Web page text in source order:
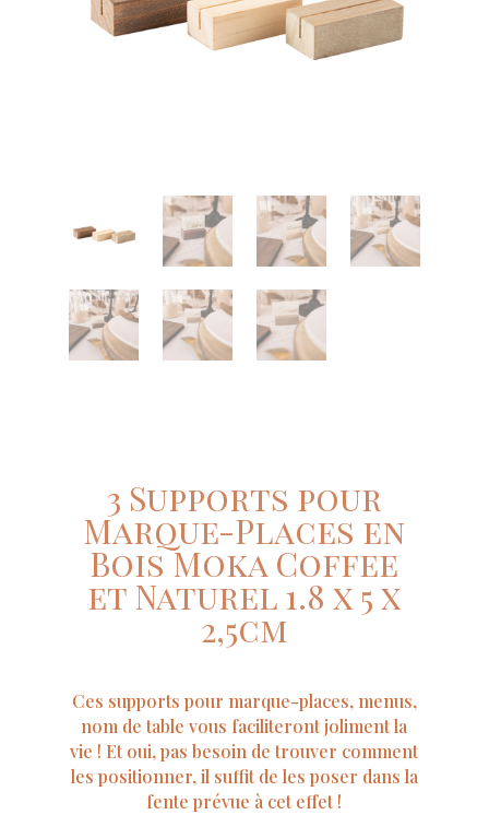
3 Supports pour
Marque-Places en
Bois Moka Coffee
et Naturel 1.8 x 5 x
2,5cm
Ces supports pour marque-places, menus,
nom de table vous faciliteront joliment la
vie ! Et oui, pas besoin de trouver comment
les positionner, il suffit de les poser dans la
fente prévue à cet effet !